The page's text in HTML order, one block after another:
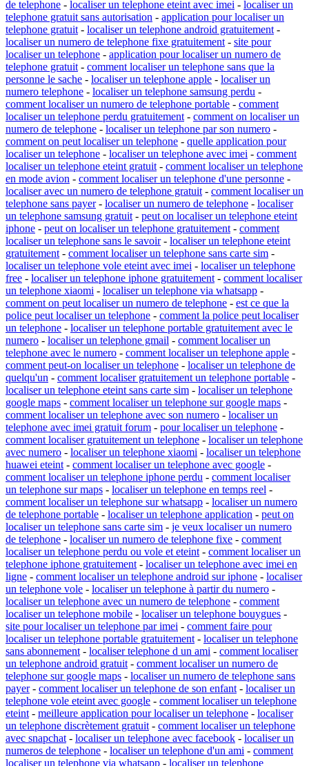
de telephone - localiser un telephone eteint avec imei - localiser un
telephone gratuit sans autorisation - application pour localiser un
telephone gratuit - localiser un telephone android gratuitement -
localiser un numero de telephone fixe gratuitement - site pour
localiser un telephone - application pour localiser un numero de
telephone gratuit - comment localiser un telephone sans que la
personne le sache - localiser un telephone apple - localiser un
numero telephone - localiser un telephone samsung perdu -
comment localiser un numero de telephone portable - comment
localiser un telephone perdu gratuitement - comment on localiser un
numero de telephone - localiser un telephone par son numero -
comment on peut localiser un telephone - quelle application pour
localiser un telephone - localiser un telephone avec imei - comment
localiser un telephone eteint gratuit - comment localiser un telephone
en mode avion - comment localiser un telephone d'une personne -
localiser avec un numero de telephone gratuit - comment localiser un
telephone sans payer- localiser un numero de telephone - localiser
un telephone samsung gratuit - peut on localiser un telephone eteint
iphone - peut on localiser un telephone gratuitement - comment
localiser un telephone sans le savoir- localiser un telephone eteint
gratuitement - comment localiser un telephone sans carte sim -
localiser un telephone vole eteint avec imei - localiser un telephone
free - localiser un telephone iphone gratuitement - comment localiser
un telephone xiaomi - localiser un telephone via whatsapp -
comment on peut localiser un numero de telephone - est ce que la
police peut localiser un telephone - comment la police peut localiser
un telephone - localiser un telephone portable gratuitement avec le
numero - localiser un telephone gmail - comment localiser un
telephone avec le numero - comment localiser un telephone apple -
comment peut-on localiser un telephone - localiser un telephone de
quelqu'un - comment localiser gratuitement un telephone portable -
localiser un telephone eteint sans carte sim - localiser un telephone
google maps - comment localiser un telephone sur google maps -
comment localiser un telephone avec son numero - localiser un
telephone avec imei gratuit forum - pour localiser un telephone -
comment localiser gratuitement un telephone - localiser un telephone
avec numero - localiser un telephone xiaomi - localiser un telephone
huawei eteint - comment localiser un telephone avec google -
comment localiser un telephone iphone perdu - comment localiser
un telephone sur maps - localiser un telephone en temps reel -
comment localiser un telephone sur whatsapp - localiser un numero
de telephone portable - localiser un telephone application - peut on
localiser un telephone sans carte sim - je veux localiser un numero
de telephone - localiser un numero de telephone fixe - comment
localiser un telephone perdu ou vole et eteint - comment localiser un
telephone iphone gratuitement - localiser un telephone avec imei en
ligne - comment localiser un telephone android sur iphone - localiser
un telephone vole - localiser un telephone à partir du numero -
localiser un telephone avec un numero de telephone - comment
localiser un telephone mobile - localiser un telephone bouygues -
site pour localiser un telephone par imei - comment faire pour
localiser un telephone portable gratuitement - localiser un telephone
sans abonnement - localiser telephone d un ami - comment localiser
un telephone android gratuit - comment localiser un numero de
telephone sur google maps - localiser un numero de telephone sans
payer- comment localiser un telephone de son enfant - localiser un
telephone vole eteint avec google - comment localiser un telephone
eteint - meilleure application pour localiser un telephone - localiser
un telephone discrètement gratuit - comment localiser un telephone
avec snapchat - localiser un telephone avec facebook - localiser un
numeros de telephone - localiser un telephone d'un ami - comment
localiser un telephone via whatsapp - localiser un telephone